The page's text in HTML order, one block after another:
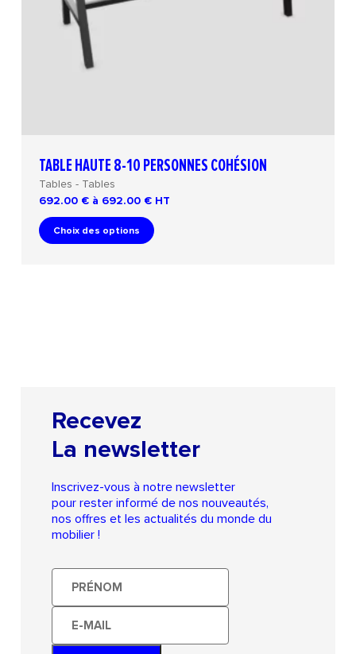
TABLE HAUTE 8-10 PERSONNES COHÉSION
Tables - Tables
692.00 € à 692.00 € HT
Choix des options
Recevez
La newsletter
Inscrivez-vous à notre newsletter
pour rester informé de nos nouveautés,
nos offres et les actualités du monde du
mobilier !
Prénom
E-
mail